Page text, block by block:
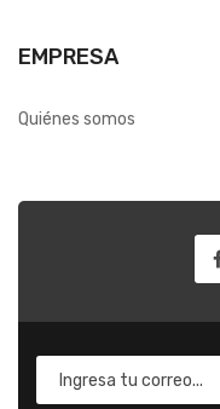
EMPRESA
Quiénes somos